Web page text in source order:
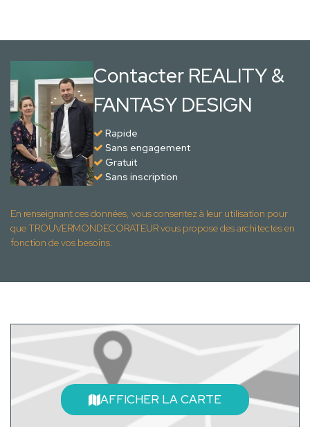
Contacter REALITY &
FANTASY DESIGN
Rapide
Sans engagement
Gratuit
Sans inscription
En renseignant ces données, vous consentez à leur utilisation pour
que TROUVERMONDECORATEUR vous propose des architectes en
fonction de vos besoins.
AFFICHER LA CARTE